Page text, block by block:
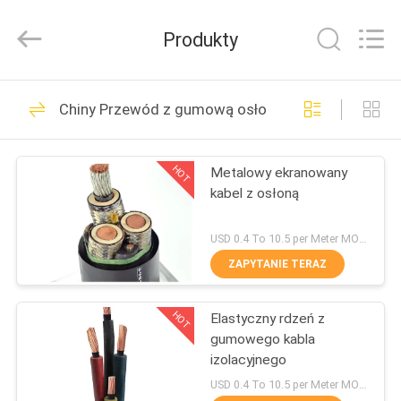
DOM
PRODUKTY
POKAZ
VR
Cable
(Group)
All
Reserved.
Przewód zasilający
z izolacją XLPE
306
Opancerzony kabel
elektryczny
244
Produkty
Chiny Przewód z gumową osłoną
HOT
Metalowy ekranowany
kabel z osłoną
USD 0.4 To 10.5 per Meter MOQ:1000m
ZAPYTANIE TERAZ
HOT
Elastyczny rdzeń z
gumowego kabla
izolacyjnego